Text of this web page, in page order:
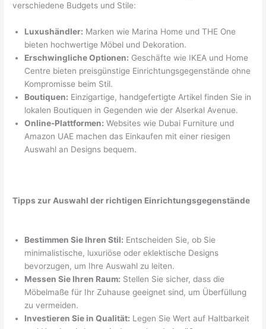
verschiedene Budgets und Stile:
Luxushändler: Marken wie Marina Home und THE One
bieten hochwertige Möbel und Dekoration.
Erschwingliche Optionen: Geschäfte wie IKEA und Home
Centre bieten preisgünstige Einrichtungsgegenstände ohne
Kompromisse beim Stil.
Boutiquen: Einzigartige, handgefertigte Artikel finden Sie in
lokalen Boutiquen in Gegenden wie der Alserkal Avenue.
Online-Plattformen: Websites wie Dubai Furniture und
Amazon UAE machen das Einkaufen mit einer riesigen
Auswahl an Designs bequem.
Tipps zur Auswahl der richtigen Einrichtungsgegenstände
Bestimmen Sie Ihren Stil: Entscheiden Sie, ob Sie
minimalistische, luxuriöse oder eklektische Designs
bevorzugen, um Ihre Auswahl zu leiten.
Messen Sie Ihren Raum: Stellen Sie sicher, dass die
Möbelmaße für Ihr Zuhause geeignet sind, um Überfüllung
zu vermeiden.
Investieren Sie in Qualität: Legen Sie Wert auf Haltbarkeit